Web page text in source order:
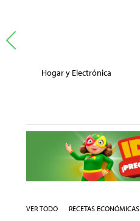
Hogar y Electrónica
VER TODO
RECETAS ECONÓMICAS